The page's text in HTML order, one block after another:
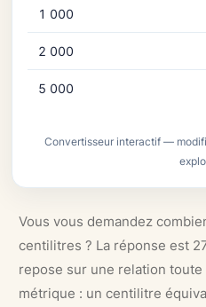
1 000
2 000
5 000
Convertisseur interactif —
Vous vous demandez
centilitres ? La réponse est
repose sur une relation
métrique : un centilitre